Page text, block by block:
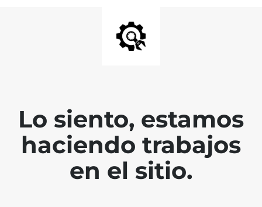
Lo siento, estamos
haciendo trabajos
en el sitio.